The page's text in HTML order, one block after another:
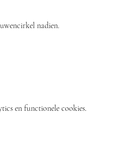
nadien.
en functionele cookies.